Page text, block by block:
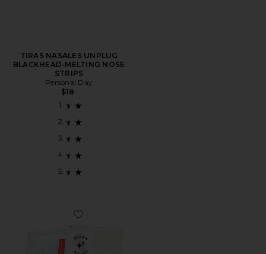
TIRAS NASALES UNPLUG
BLACKHEAD-MELTING NOSE
STRIPS
Personal Day
$18
Favorite ALFA BETA EXTRA FUERZA PEELING